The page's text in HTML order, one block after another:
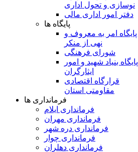
نوسازی و تحول اداری
دفتر امور اداری مالی
پایگاه ها
پایگاه امر به معروف و
نهی از منکر
شورای فرهنگی
پایگاه بنیاد شهید و امور
ایثارگران
قرارگاه اقتصادی
مقاومتی استان
فرمانداری ها
فرمانداری ایلام
فرمانداری مهران
فرمانداری دره شهر
فرمانداری چوار
فرمانداری دهلران